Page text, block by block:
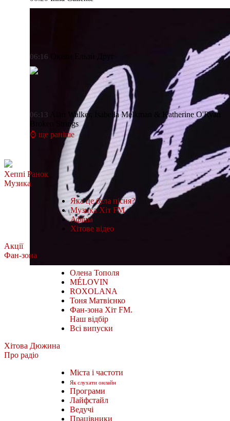
06:16
06:13
Alan Walker, Isabella Melkman & Katherine O'Ryan
Broken Strings
⌚ ще раніше
Хеппі Ранок
Музика
Яка це була пісня?
Музика Хіт FM
Афіша
Хітове відео
Акції
Фан-зона
Олена Тополя
MÉLOVIN
ROXOLANA
Тоня Матвієнко
Фан-зона Хіт FM.
Наш відбір
Всі випуски
Хітова Дюжина
Про радіо
Міста і частоти
Як слухати онлайн
Програми
Лайфстайл
Ведучі
Працівники